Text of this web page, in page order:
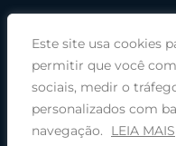
Este site usa cookies
permitir que você
sociais, medir o
personalizados com
navegação.
LEIA MAIS
Praça Rui Barbosa, 220,
© 2026 COMIN -